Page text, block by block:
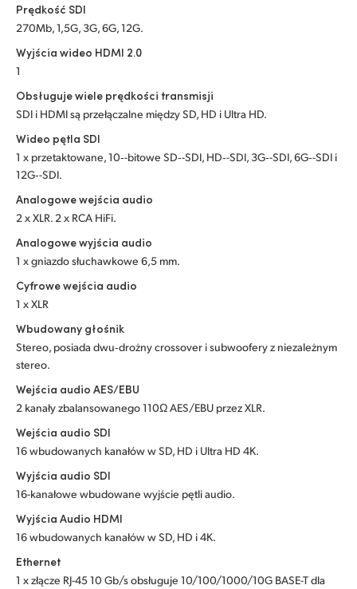
Polska
Portugal
Singapore
South Africa
Spain
Sweden
Chinese Taipei
Turkey
UAE
Ukraine
Prędkość SDI
270Mb, 1,5G, 3G, 6G, 12G.
Wyjścia wideo HDMI 2.0
1
Obsługuje wiele prędkości transmisji
SDI i HDMI są przełączalne między SD, HD i Ultra HD.
Wideo pętla SDI
1 x przetaktowane, 10‑-bitowe SD‑-SDI, HD‑-SDI, 3G‑-SDI, 6G‑-SDI i
12G‑-SDI.
Analogowe wejścia audio
2 x XLR. 2 x RCA HiFi.
Analogowe wyjścia audio
1 x gniazdo słuchawkowe 6,5 mm.
Cyfrowe wejścia audio
1 x XLR
Wbudowany głośnik
Stereo, posiada dwu‑drożny crossover i subwoofery z niezależnym
stereo.
Wejścia audio AES/EBU
2 kanały zbalansowanego 110Ω AES/EBU przez XLR.
Wejścia audio SDI
16 wbudowanych kanałów w SD, HD i Ultra HD 4K.
Wyjścia audio SDI
16-kanałowe wbudowane wyjście pętli audio.
Wyjścia Audio HDMI
16 wbudowanych kanałów w SD, HD i 4K.
Ethernet
1 x złącze RJ-45 10 Gb/s obsługuje 10/100/1000/10G BASE-T dla